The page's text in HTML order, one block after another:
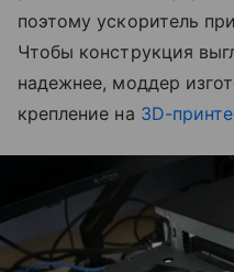
поэтому ускоритель
Чтобы конструкция
надежнее, моддер
крепление на 3D-